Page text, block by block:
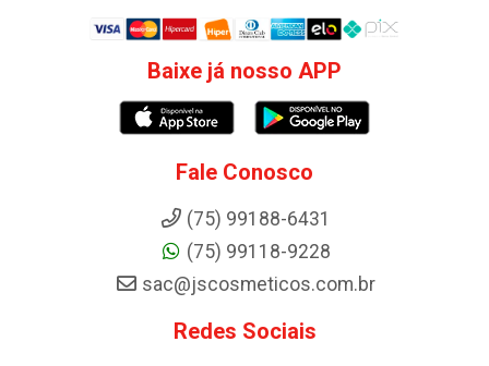
Baixe já nosso APP
Fale Conosco
(75) 99188-6431
(75) 99118-9228
sac@jscosmeticos.com.br
Redes Sociais